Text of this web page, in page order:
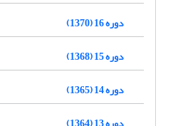
دوره 16 (1370)
دوره 15 (1368)
دوره 14 (1365)